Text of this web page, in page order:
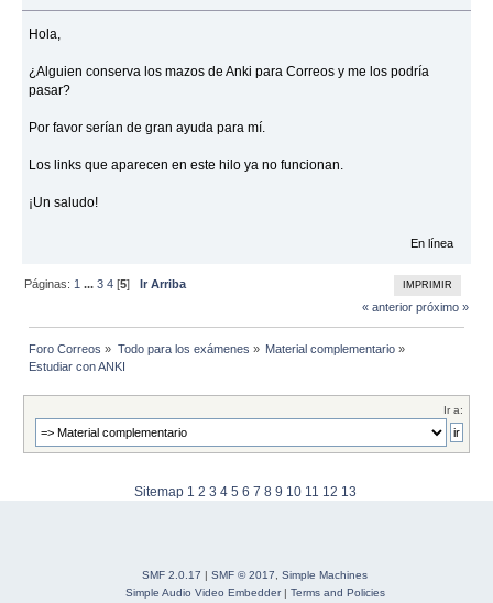
Hola,
¿Alguien conserva los mazos de Anki para Correos y me los podría
pasar?
Por favor serían de gran ayuda para mí.
Los links que aparecen en este hilo ya no funcionan.
¡Un saludo!
En línea
IMPRIMIR
Páginas: 1 ...3 4 [5]Ir Arriba
« anterior próximo »
Foro Correos » Todo para los exámenes » Material complementario»
Estudiar con ANKI
Ir a:
Sitemap 1 2 3 4 5 6 7 8 9 10 11 12 13
SMF 2.0.17 | SMF © 2017
Simple Machines
Simple Audio Video Embedder| Terms and Policies